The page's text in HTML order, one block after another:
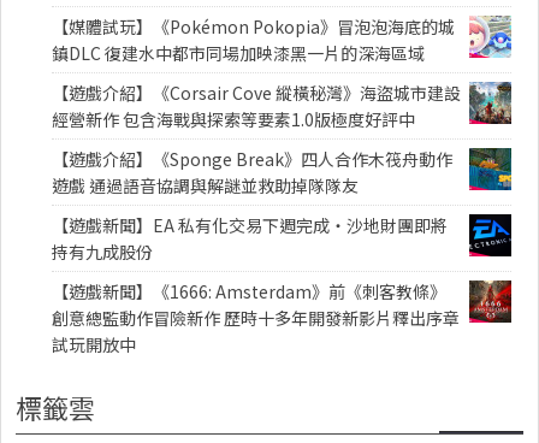
【媒體試玩】《Pokémon Pokopia》冒泡泡海底的城
鎮DLC 復建水中都市同場加映漆黑一片的深海區域
【遊戲介紹】《Corsair Cove 縱橫秘灣》海盜城市建設
經營新作 包含海戰與探索等要素1.0版極度好評中
【遊戲介紹】《Sponge Break》四人合作木筏舟動作
遊戲 通過語音協調與解謎並救助掉隊隊友
【遊戲新聞】EA 私有化交易下週完成・沙地財團即將
持有九成股份
【遊戲新聞】《1666: Amsterdam》前《刺客教條》
創意總監動作冒險新作 歷時十多年開發新影片釋出序章
試玩開放中
標籤雲